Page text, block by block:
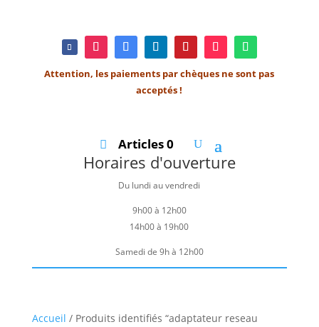
Attention, les paiements par chèques ne sont pas
acceptés !
Articles 0
Horaires d'ouverture
Du lundi au vendredi
9h00 à 12h00
14h00 à 19h00
Samedi de 9h à 12h00
Accueil / Produits identifiés “adaptateur reseau